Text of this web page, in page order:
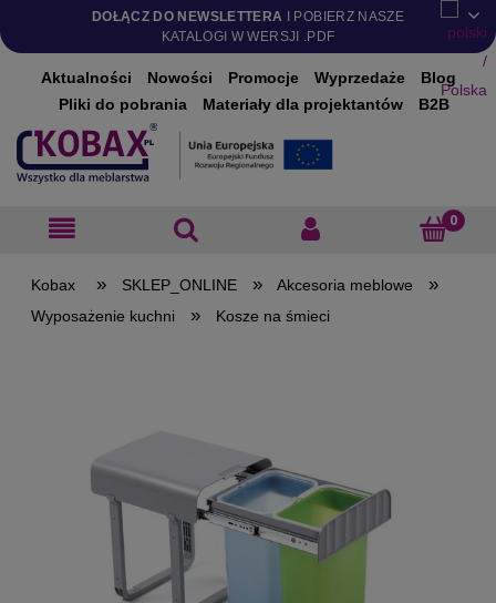
DOŁĄCZ DO NEWSLETTERA I POBIERZ NASZE
KATALOGI W WERSJI .PDF
Aktualności Nowości Promocje Wyprzedaże
Blog
Pliki do pobrania
Materiały dla projektantów B2B
» SKLEP_ONLINE » Akcesoria meblowe »
Wyposażenie kuchni » Kosze na śmieci